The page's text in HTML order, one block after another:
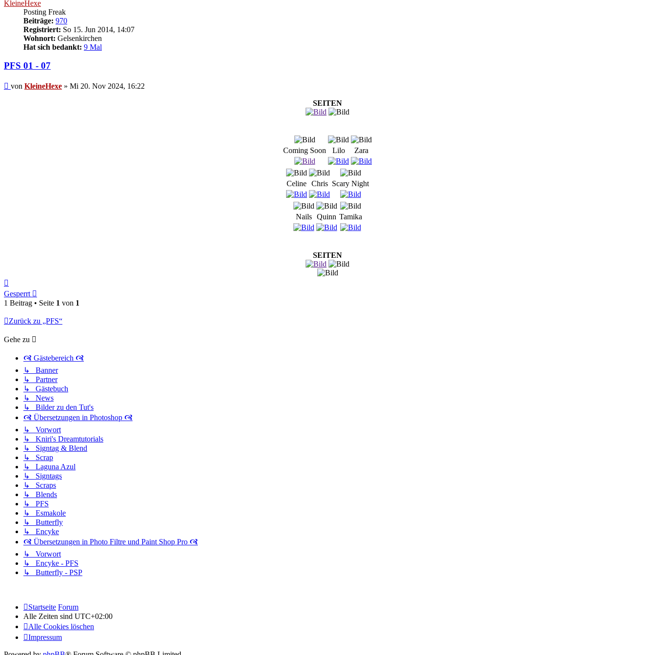
KleineHexe
Posting Freak
Beiträge: 970
Registriert: So 15. Jun 2014, 14:07
Wohnort: Gelsenkirchen
Hat sich bedankt: 9 Mal
PFS 01 - 07
Beitrag
von KleineHexe » Mi 20. Nov 2024, 16:22
SEITEN
Coming Soon Lilo Zara
Celine Chris Scary Night
Nails Quinn Tamika
SEITEN
oben
Gesperrt
1 Beitrag • Seite 1 von 1
Zurück zu „PFS“
Gehe zu
🙧 Gästebereich 🙧
↳ Banner
↳ Partner
↳ Gästebuch
↳ News
↳ Bilder zu den Tut's
🙧 Übersetzungen in Photoshop 🙧
↳ Vorwort
↳ Kniri's Dreamtutorials
↳ Signtag & Blend
↳ Scrap
↳ Laguna Azul
↳ Signtags
↳ Scraps
↳ Blends
↳ PFS
↳ Esmakole
↳ Butterfly
↳ Encyke
🙧 Übersetzungen in Photo Filtre und Paint Shop Pro 🙧
↳ Vorwort
↳ Encyke - PFS
↳ Butterfly - PSP
Startseite Forum
Alle Zeiten sind UTC+02:00
Alle Cookies löschen
Impressum